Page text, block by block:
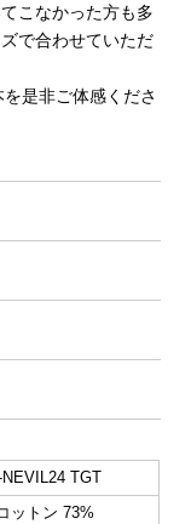
こなかった方も多
で合わせていただ
是非ご体感くださ
NEVIL24 TGT
ットン 73%